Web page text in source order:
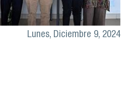
Lunes, Diciembre 9, 2024